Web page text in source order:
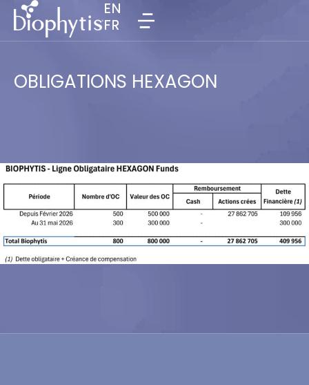
EN
FR
EN
FR
OBLIGATIONS HEXAGON